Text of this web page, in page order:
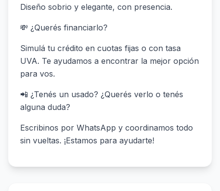
Diseño sobrio y elegante, con presencia.
💸 ¿Querés financiarlo?
Simulá tu crédito en cuotas fijas o con tasa
UVA. Te ayudamos a encontrar la mejor opción
para vos.
📲 ¿Tenés un usado? ¿Querés verlo o tenés
alguna duda?
Escribinos por WhatsApp y coordinamos todo
sin vueltas. ¡Estamos para ayudarte!